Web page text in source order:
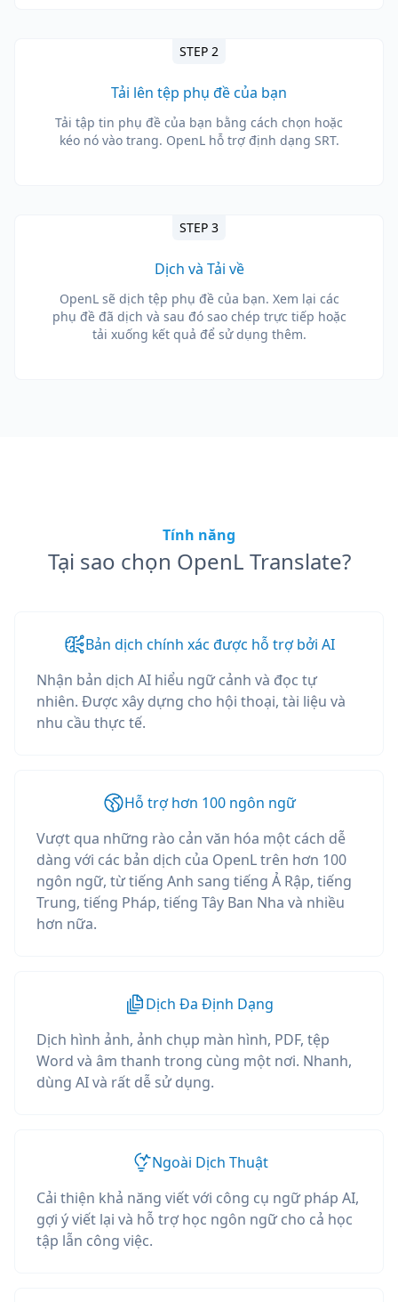
STEP 2
Tải lên tệp phụ đề của bạn
Tải tập tin phụ đề của bạn bằng cách chọn hoặc
kéo nó vào trang. OpenL hỗ trợ định dạng SRT.
STEP 3
Dịch và Tải về
OpenL sẽ dịch tệp phụ đề của bạn. Xem lại các
phụ đề đã dịch và sau đó sao chép trực tiếp hoặc
tải xuống kết quả để sử dụng thêm.
Tính năng
Tại sao chọn OpenL Translate?
Bản dịch chính xác được hỗ trợ bởi AI
Nhận bản dịch AI hiểu ngữ cảnh và đọc tự
nhiên. Được xây dựng cho hội thoại, tài liệu và
nhu cầu thực tế.
Hỗ trợ hơn 100 ngôn ngữ
Vượt qua những rào cản văn hóa một cách dễ
dàng với các bản dịch của OpenL trên hơn 100
ngôn ngữ, từ tiếng Anh sang tiếng Ả Rập, tiếng
Trung, tiếng Pháp, tiếng Tây Ban Nha và nhiều
hơn nữa.
Dịch Đa Định Dạng
Dịch hình ảnh, ảnh chụp màn hình, PDF, tệp
Word và âm thanh trong cùng một nơi. Nhanh,
dùng AI và rất dễ sử dụng.
Ngoài Dịch Thuật
Cải thiện khả năng viết với công cụ ngữ pháp AI,
gợi ý viết lại và hỗ trợ học ngôn ngữ cho cả học
tập lẫn công việc.